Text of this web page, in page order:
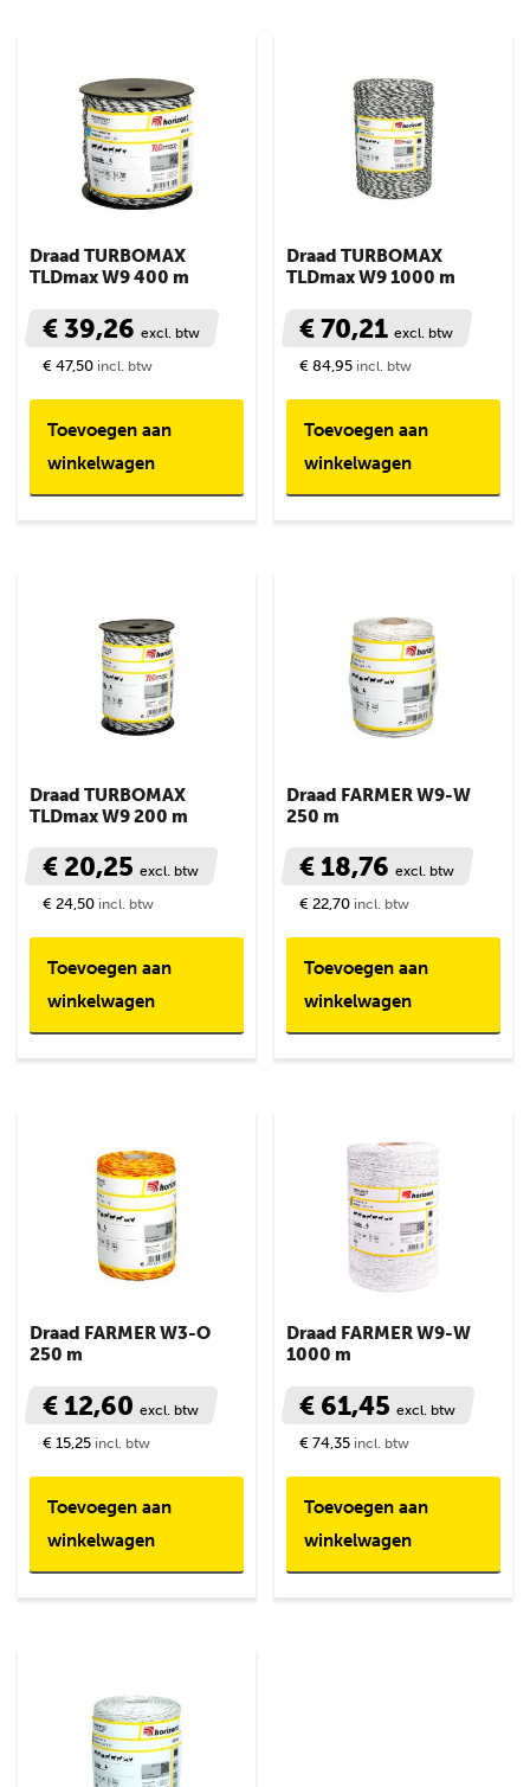
Draad TURBOMAX
TLDmax W9 400 m
€ 39,26 excl. btw
€ 47,50 incl. btw
Toevoegen aan
winkelwagen
Draad TURBOMAX
TLDmax W9 1000 m
€ 70,21excl. btw
€ 84,95 incl. btw
Toevoegen aan
winkelwagen
Draad TURBOMAX
TLDmax W9 200 m
€ 20,25 excl. btw
€ 24,50 incl. btw
Toevoegen aan
winkelwagen
Draad FARMER W9-W
250 m
€ 18,76excl. btw
€ 22,70 incl. btw
Toevoegen aan
winkelwagen
Draad FARMER W3-O
250 m
€ 12,60 excl. btw
€ 15,25 incl. btw
Toevoegen aan
winkelwagen
Draad FARMER W9-W
1000 m
€ 61,45excl. btw
€ 74,35 incl. btw
Toevoegen aan
winkelwagen